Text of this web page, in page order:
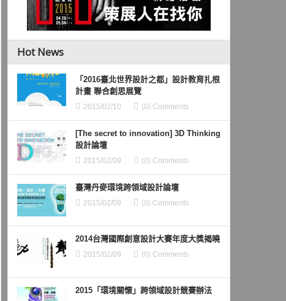
Hot News
「2016臺北世界設計之都」設計教育扎根
計畫 聯合創思展覽
2015/02/10 (0) Comments
[The secret to innovation] 3D Thinking
設計論壇
2015/02/09 (0) Comments
臺灣丹麥環境跨領域設計論壇
2015/02/09 (0) Comments
2014台灣國際創意設計大賽年度大獎揭曉
2015/02/09 (0) Comments
2015「環境關懷」跨領域設計競賽辦法